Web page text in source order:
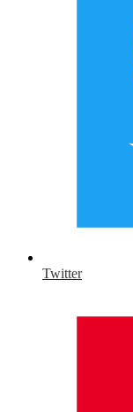
Twitter